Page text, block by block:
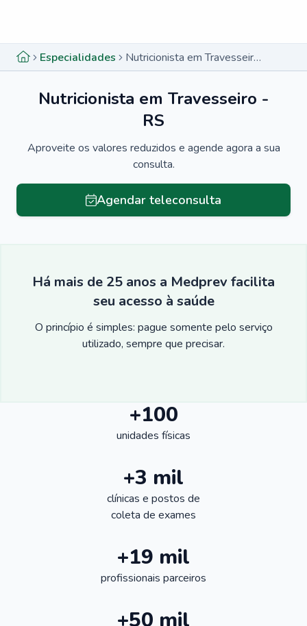
Especialidades Nutricionista em Travesseiro - RS
Nutricionista em Travesseiro -
RS
Aproveite os valores reduzidos e agende agora a sua
consulta.
Agendar teleconsulta
Há mais de 25 anos a Medprev facilita
seu acesso à saúde
O princípio é simples: pague somente pelo serviço
utilizado, sempre que precisar.
+100
unidades físicas
+3 mil
clínicas e postos de
coleta de exames
+19 mil
profissionais parceiros
+50 mil